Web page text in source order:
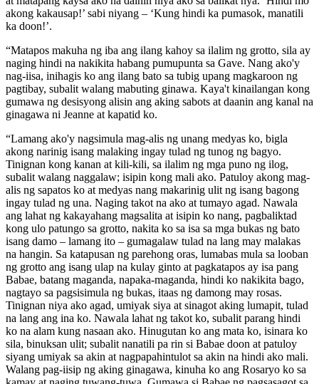
akong kakausap!’ sabi niyang – ‘Kung hindi ka pumasok, manatili
ka doon!’.
“Matapos makuha ng iba ang ilang kahoy sa ilalim ng grotto, sila ay
naging hindi na nakikita habang pumupunta sa Gave. Nang ako'y
nag-iisa, inihagis ko ang ilang bato sa tubig upang magkaroon ng
pagtibay, subalit walang mabuting ginawa. Kaya't kinailangan kong
gumawa ng desisyong alisin ang aking sabots at daanin ang kanal na
ginagawa ni Jeanne at kapatid ko.
“Lamang ako'y nagsimula mag-alis ng unang medyas ko, bigla
akong narinig isang malaking ingay tulad ng tunog ng bagyo.
Tinignan kong kanan at kili-kili, sa ilalim ng mga puno ng ilog,
subalit walang naggalaw; isipin kong mali ako. Patuloy akong mag-
alis ng sapatos ko at medyas nang makarinig ulit ng isang bagong
ingay tulad ng una. Naging takot na ako at tumayo agad. Nawala
ang lahat ng kakayahang magsalita at isipin ko nang, pagbaliktad
kong ulo patungo sa grotto, nakita ko sa isa sa mga bukas ng bato
isang damo – lamang ito – gumagalaw tulad na lang may malakas
na hangin. Sa katapusan ng parehong oras, lumabas mula sa looban
ng grotto ang isang ulap na kulay ginto at pagkatapos ay isa pang
Babae, batang maganda, napaka-maganda, hindi ko nakikita bago,
nagtayo sa pagsisimula ng bukas, itaas ng damong may rosas.
Tinignan niya ako agad, umiyak siya at sinagot aking lumapit, tulad
na lang ang ina ko. Nawala lahat ng takot ko, subalit parang hindi
ko na alam kung nasaan ako. Hinugutan ko ang mata ko, isinara ko
sila, binuksan ulit; subalit nanatili pa rin si Babae doon at patuloy
siyang umiyak sa akin at nagpapahintulot sa akin na hindi ako mali.
Walang pag-iisip ng aking ginagawa, kinuha ko ang Rosaryo ko sa